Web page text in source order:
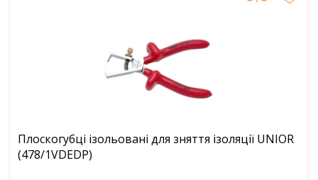
Плоскогубці ізольовані для зняття ізоляції UNIOR
(478/1VDEDP)